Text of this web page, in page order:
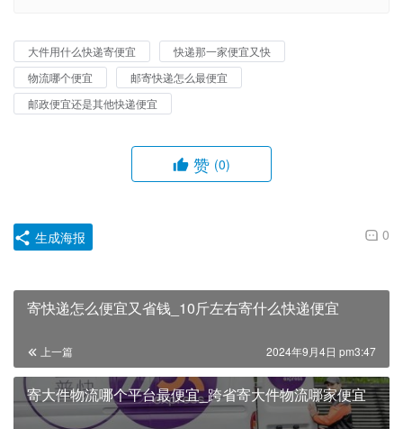
大件用什么快递寄便宜
快递那一家便宜又快
物流哪个便宜
邮寄快递怎么最便宜
邮政便宜还是其他快递便宜
赞 (0)
0
生成海报
寄快递怎么便宜又省钱_10斤左右寄什么快递便宜
上一篇 2024年9月4日 pm3:47
寄大件物流哪个平台最便宜_跨省寄大件物流哪家便宜